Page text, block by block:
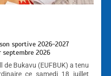
sportive 2026-2027
2026
de Bukavu (EUFBUK) a tenu
ce samedi 18 juillet